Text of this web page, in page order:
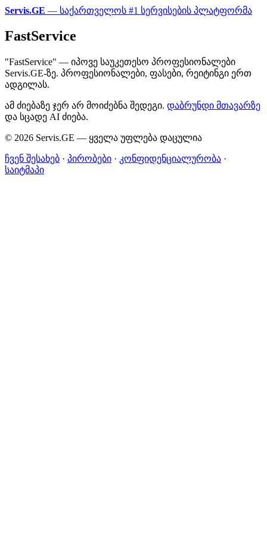
Servis.GE — საქართველოს #1 სერვისების პლატფორმა
FastService
"FastService" — იპოვე საუკეთესო პროფესიონალები
Servis.GE-ზე. პროფესიონალები, ფასები, რეიტინგი ერთ
ადგილას.
ამ ძიებაზე ჯერ არ მოიძებნა შედეგი. დაბრუნდი მთავარზე
და სცადე AI ძიება.
© 2026 Servis.GE — ყველა უფლება დაცულია
ჩვენ შესახებ · პირობები · კონფიდენციალურობა ·
საიტმაპი